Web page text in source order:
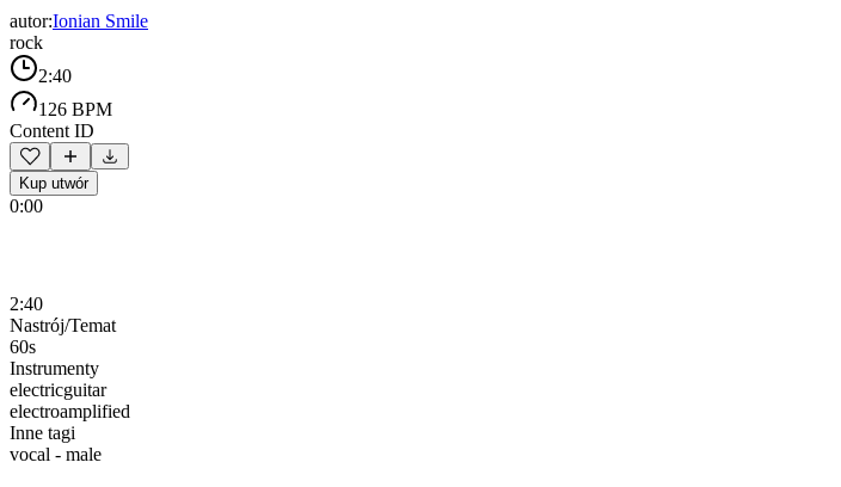
autor:Ionian Smile
rock
2:40
126 BPM
Content ID
Kup utwór
0:00
2:40
Nastrój/Temat
60s
Instrumenty
electricguitar
electroamplified
Inne tagi
vocal - male